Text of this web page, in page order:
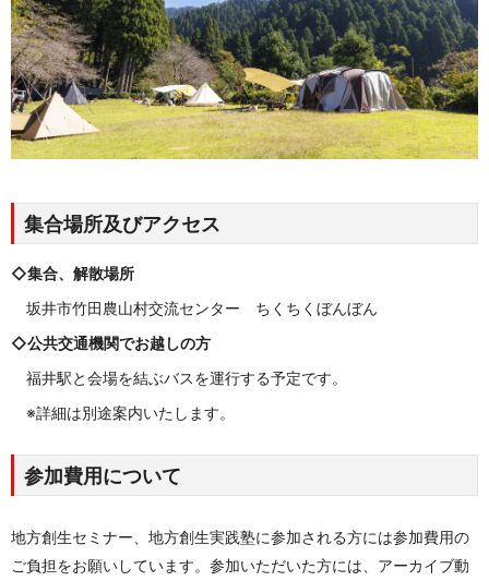
集合場所及びアクセス
◇集合、解散場所
坂井市竹田農山村交流センター ちくちくぼんぼん
◇公共交通機関でお越しの方
福井駅と会場を結ぶバスを運行する予定です。
※詳細は別途案内いたします。
参加費用について
地方創生セミナー、地方創生実践塾に参加される方には参加費用の
ご負担をお願いしています。参加いただいた方には、アーカイブ動